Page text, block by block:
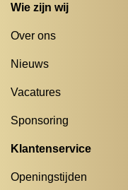
Wie zijn wij
Over ons
Nieuws
Vacatures
Sponsoring
Klantenservice
Openingstijden